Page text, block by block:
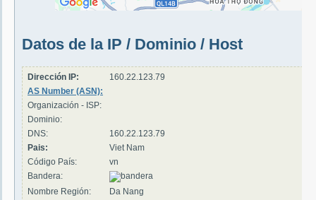
Datos de la IP / Dominio / Host
Dirección IP:
160.22.123.79
AS Number (ASN):
Organización - ISP:
Dominio:
DNS:
160.22.123.79
Pais:
Viet Nam
Código País:
vn
Bandera:
Nombre Región:
Da Nang